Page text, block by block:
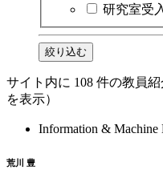
研究室受
絞り込む
サイト内に 108 件の教員
を表示）
Information & Machine
荒川 豊